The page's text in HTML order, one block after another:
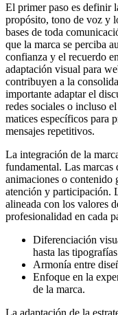
El primer paso es definir
propósito, tono de voz y
bases de toda
que la marca se perciba
confianza y el recuerdo
adaptación visual para
contribuyen a la
importante adaptar el
redes sociales o incluso
matices específicos para
mensajes repetitivos.
La integración de la
fundamental. Las marcas
animaciones o contenido
atención y participación.
alineada con los valores
profesionalidad en cada
Diferenciación
hasta las
Armonía entre
Enfoque en la
de la marca.
La adaptación de la